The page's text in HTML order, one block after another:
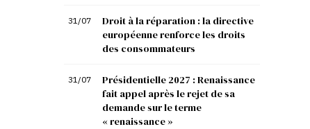
31/07
Droit à la réparation : la directive
européenne renforce les droits
des consommateurs
31/07
Présidentielle 2027 : Renaissance
fait appel après le rejet de sa
demande sur le terme
« renaissance »